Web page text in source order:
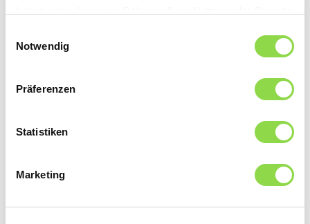
Notwendig
Präferenzen
Statistiken
Marketing
Prénom *
Nom de famille *
Rue: *
N°: *